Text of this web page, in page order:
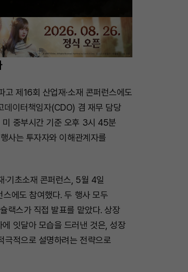
제16회 산업재·소재 콘퍼런스에도
데이터책임자(CDO) 겸 재무 담당
미 중부시간 기준 오후 3시 45분
사는 투자자와 이해관계자를
기초소재 콘퍼런스, 5월 4일
에도 참여했다. 두 행사 모두
랙스가 직접 발표를 맡았다. 상장
잇달아 모습을 드러낸 것은, 성장
극적으로 설명하려는 전략으로